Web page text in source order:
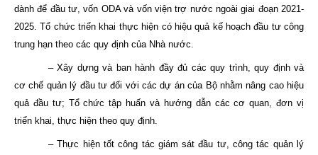
dành để đầu tư, vốn ODA và vốn viện trợ nước ngoài giai đoạn 2021-
2025. Tổ chức triển khai thực hiện có hiệu quả kế hoạch đầu tư công
trung hạn theo các quy định của Nhà nước.
– Xây dựng và ban hành đầy đủ các quy trình, quy định và
cơ chế quản lý đầu tư đối với các dự án của Bộ nhằm nâng cao hiệu
quả đầu tư; Tổ chức tập huấn và hướng dẫn các cơ quan, đơn vị
triển khai, thực hiện theo quy định.
– Thực hiện tốt công tác giám sát đầu tư, công tác quản lý